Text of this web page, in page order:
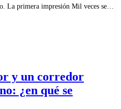
La primera impresión Mil veces se…
y un corredor
¿en qué se